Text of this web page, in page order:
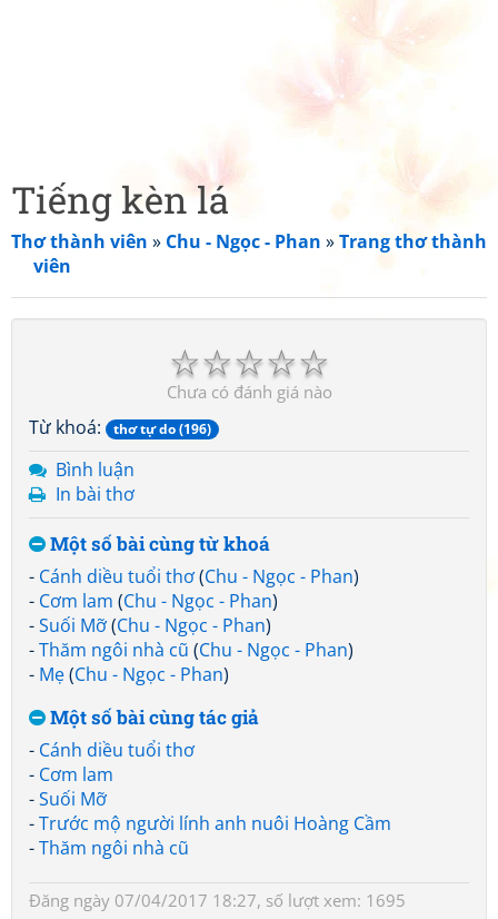
Tiếng kèn lá
Thơ thành viên » Chu - Ngọc - Phan »Trang thơ thành
viên
☆
☆
☆
☆
☆
Chưa có đánh giá nào
Từ khoá: thơ tự do (196)
Bình luận
In bài thơ
Một số bài cùng từ khoá
- Cánh diều tuổi thơ(Chu - Ngọc - Phan)
- Cơm lam (Chu - Ngọc - Phan)
-Suối Mỡ(Chu - Ngọc - Phan)
-Thăm ngôi nhà cũ (Chu - Ngọc - Phan)
- Mẹ(Chu - Ngọc - Phan)
Một số bài cùng tác giả
- Cánh diều tuổi thơ
- Cơm lam
-Suối Mỡ
-Trước mộ người lính anh nuôi Hoàng Cầm
-Thăm ngôi nhà cũ
Đăng ngày 07/04/2017 18:27, số lượt xem: 1695